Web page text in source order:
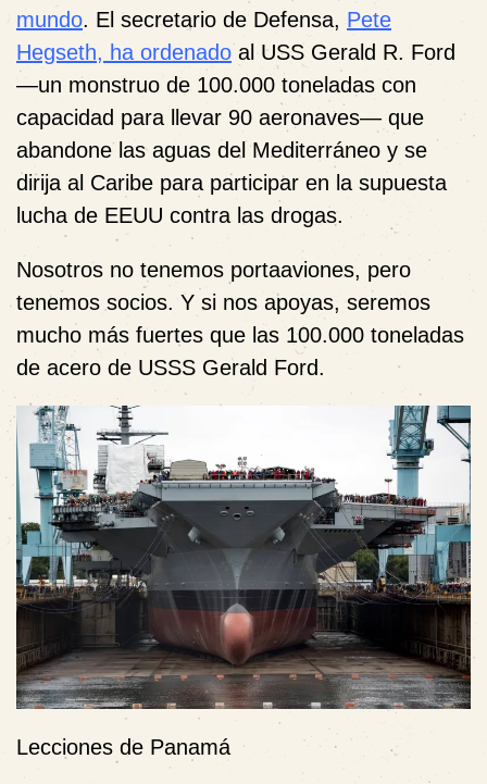
mundo. El secretario de Defensa, Pete
Hegseth, ha ordenadoal USS Gerald R. Ford
—un monstruo de 100.000 toneladas con
capacidad para llevar 90 aeronaves— que
abandone las aguas del Mediterráneo y se
dirija al Caribe para participar en la supuesta
lucha de EEUU contra las drogas.
Nosotros no tenemos portaaviones, pero
tenemos socios. Y si nos apoyas, seremos
mucho más fuertes que las 100.000 toneladas
de acero de USSS Gerald Ford.
Lecciones de Panamá